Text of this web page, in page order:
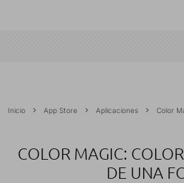
Inicio App Store Aplicaciones Color
COLOR MAGIC:
DE UNA